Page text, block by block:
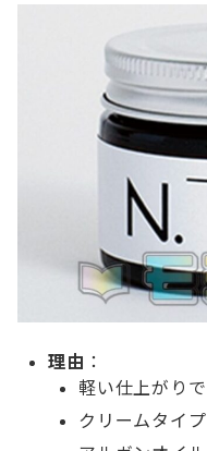
理由 ：
軽い仕上がり
クリームタイ